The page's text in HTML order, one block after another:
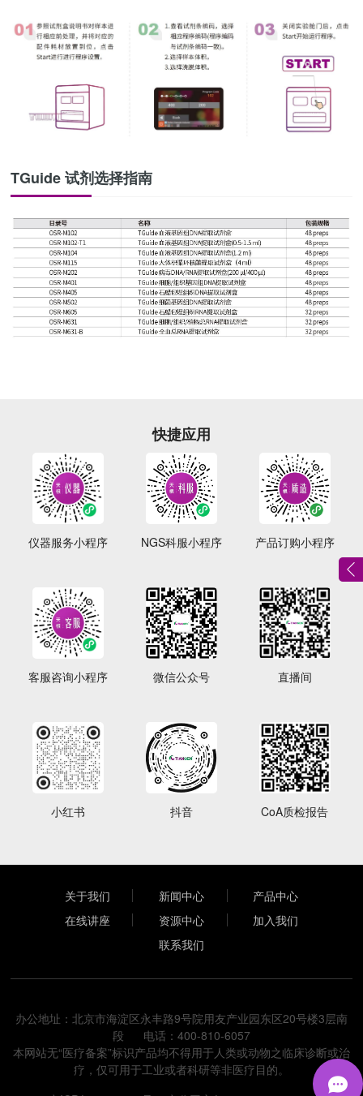
TGuide 试剂选择指南
快捷应用
仪器服务小程序 NGS科服小程序 产品订购小程序
客服咨询小程序 微信公众号 直播间
小红书 抖音 CoA质检报告
关于我们 新闻中心
产品中心
在线讲座
资源中心
加入我们
联系我们
办公地址：北京市海淀区永丰路9号院用友产业园东区20号楼3层南
段 电话：400-810-6057
本网站无“医疗备案”标识产品均不得用于人类或动物之临床诊断或治
疗，仅可用于工业或者科研等非医疗目的。